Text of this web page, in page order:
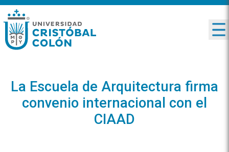
La Escuela de Arquitectura firma
convenio internacional con el
CIAAD